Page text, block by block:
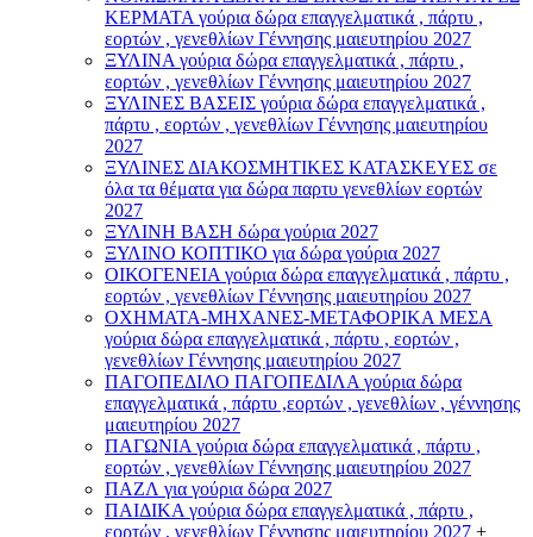
ΚΕΡΜΑΤΑ γούρια δώρα επαγγελματικά , πάρτυ ,
εορτών , γενεθλίων Γέννησης μαιευτηρίου 2027
ΞΥΛΙΝΑ γούρια δώρα επαγγελματικά , πάρτυ ,
εορτών , γενεθλίων Γέννησης μαιευτηρίου 2027
ΞΥΛΙΝΕΣ ΒΑΣΕΙΣ γούρια δώρα επαγγελματικά ,
πάρτυ , εορτών , γενεθλίων Γέννησης μαιευτηρίου
2027
ΞΥΛΙΝΕΣ ΔΙΑΚΟΣΜΗΤΙΚΕΣ ΚΑΤΑΣΚΕΥΕΣ σε
όλα τα θέματα για δώρα παρτυ γενεθλίων εορτών
2027
ΞΥΛΙΝΗ ΒΑΣΗ δώρα γούρια 2027
ΞΥΛΙΝΟ ΚΟΠΤΙΚΟ για δώρα γούρια 2027
ΟΙΚΟΓΕΝΕΙΑ γούρια δώρα επαγγελματικά , πάρτυ ,
εορτών , γενεθλίων Γέννησης μαιευτηρίου 2027
ΟΧΗΜΑΤΑ-ΜΗΧΑΝΕΣ-ΜΕΤΑΦΟΡΙΚΑ ΜΕΣΑ
γούρια δώρα επαγγελματικά , πάρτυ , εορτών ,
γενεθλίων Γέννησης μαιευτηρίου 2027
ΠΑΓΟΠΕΔΙΛΟ ΠΑΓΟΠΕΔΙΛΑ γούρια δώρα
επαγγελματικά , πάρτυ ,εορτών , γενεθλίων , γέννησης
μαιευτηρίου 2027
ΠΑΓΩΝΙΑ γούρια δώρα επαγγελματικά , πάρτυ ,
εορτών , γενεθλίων Γέννησης μαιευτηρίου 2027
ΠΑΖΛ για γούρια δώρα 2027
ΠΑΙΔΙΚΑ γούρια δώρα επαγγελματικά , πάρτυ ,
εορτών , γενεθλίων Γέννησης μαιευτηρίου 2027 +